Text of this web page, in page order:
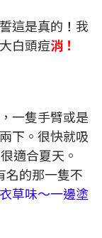
這是真的 ！ 我
白頭痘消 ！
一隻手臂或是
下。很快就吸
適合夏天。
名的那一隻不
草味～一邊塗